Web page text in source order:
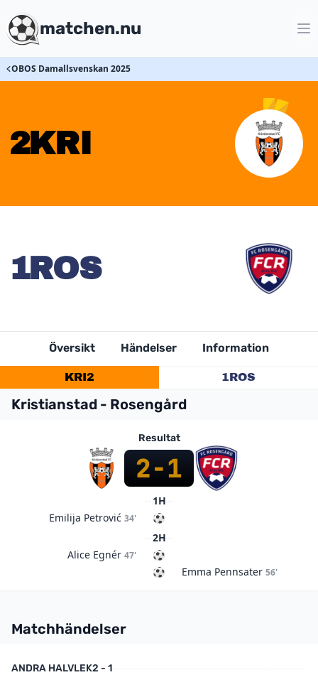
matchen.nu
OBOS Damallsvenskan 2025
2KRI
1ROS
Översikt Händelser Information
KRI2 1ROS
Kristianstad - Rosengård
Resultat
2-1
1H
Emilija Petrović 34'
2H
Alice Egnér 47'
Emma Pennsater 56'
Matchhändelser
ANDRA HALVLEK2 - 1